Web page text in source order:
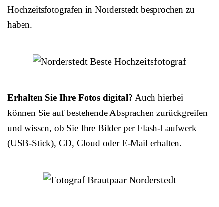
Hochzeitsfotografen in Norderstedt besprochen zu
haben.
Erhalten Sie Ihre Fotos digital? Auch hierbei
können Sie auf bestehende Absprachen zurückgreifen
und wissen, ob Sie Ihre Bilder per Flash-Laufwerk
(USB-Stick), CD, Cloud oder E-Mail erhalten.